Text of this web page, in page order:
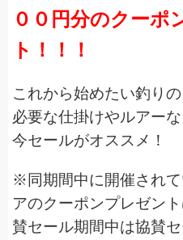
００円分のクーポ
ト！！！
これから始めたい釣り
必要な仕掛けやルアー
今セールがオススメ！
※同期間中に開催され
アのクーポンプレゼン
賛セール期間中は協賛